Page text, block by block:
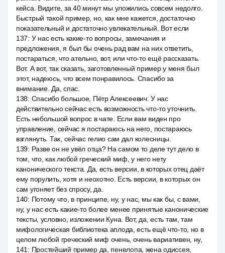
кейса. Видите, за 40 минут мы уложились совсем недолго.
Быстрый такой пример, но, как мне кажется, достаточно
показательный и достаточно увлекательный. Вот если
137: У нас есть какие-то вопросы, замечания и
предложения, я был бы очень рад вам на них ответить,
постараться, что ательно, вот, или что-то ещё рассказать.
Вот. А вот, так сказать, заготовленный пример у меня был
этот, надеюсь, что всем понравилось. Спасибо за
внимание. Да, спас.
138: Спасибо большое, Пётр Алексеевич. У нас
действительно сейчас есть возможность что-то уточнить.
Есть небольшой вопрос в чате. Если вам виден про
управление, сейчас я постараюсь на него, постараюсь
взглянуть. Так, сейчас гелио сам дал колесницы.
139: Разве он не увёл отца? На самом то деле тут дело в
том, что, как любой греческий миф, у него нету
канонического текста. Да, есть версии, в которых отец даёт
ему порулить, хотя и неохотно. Есть версии, в которых он
сам угоняет без спросу, да.
140: Потому что, в принципе, ну, у нас, мы как бы, с вами,
ну, у нас есть какие-то более менее принятые канонические
тексты, условно, изложении Куна. Вот, да, есть там, там
мифологическая библиотека аплода, есть ещё что-то, но в
целом любой греческий миф очень, очень вариативен, ну,
141 : Простейший пример да, пенелопа, жена одиссея,